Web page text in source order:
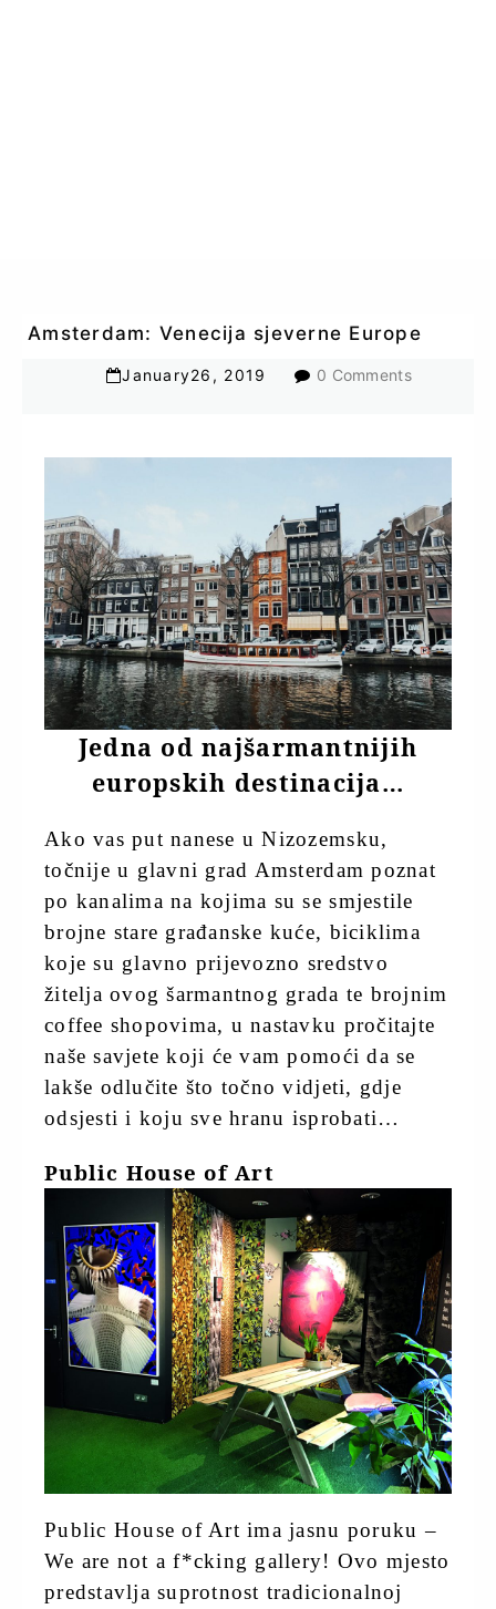
Amsterdam: Venecija sjeverne Europe
January26 , 2019 0 Comments
Jedna od najšarmantnijih
europskih destinacija…
Ako vas put nanese u Nizozemsku,
točnije u glavni grad Amsterdam poznat
po kanalima na kojima su se smjestile
brojne stare građanske kuće, biciklima
koje su glavno prijevozno sredstvo
žitelja ovog šarmantnog grada te brojnim
coffee shopovima, u nastavku pročitajte
naše savjete koji će vam pomoći da se
lakše odlučite što točno vidjeti, gdje
odsjesti i koju sve hranu isprobati…
Public House of Art
Public House of Art ima jasnu poruku –
We are not a f*cking gallery! Ovo mjesto
predstavlja suprotnost tradicionalnoj